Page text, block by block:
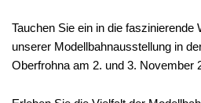
Tauchen Sie ein in die faszinierende
unserer Modellbahnausstellung in
Oberfrohna am 2. und 3. November